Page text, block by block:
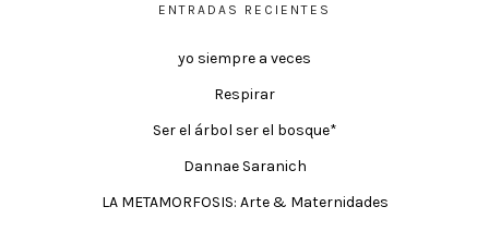
ENTRADAS RECIENTES
yo siempre a veces
Respirar
Ser el árbol ser el bosque*
Dannae Saranich
LA METAMORFOSIS: Arte & Maternidades